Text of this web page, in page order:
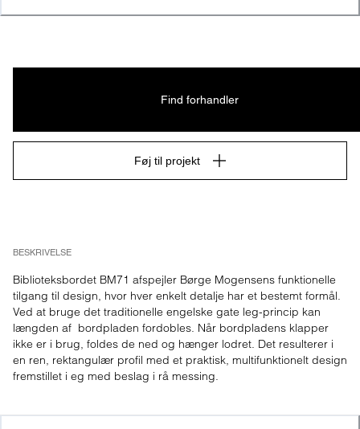
BESKRIVELSE
Biblioteksbordet BM71 afspejler Børge Mogensens funktionelle
tilgang til design, hvor hver enkelt detalje har et bestemt formål.
Ved at bruge det traditionelle engelske gate leg-princip kan
længden af ​ bordpladen fordobles. Når bordpladens klapper
ikke er i brug, foldes de ned og hænger lodret. Det resulterer i
en ren, rektangulær profil med et praktisk, multifunktionelt design
fremstillet i eg med beslag i rå messing.
Find forhandler
Føj til projekt